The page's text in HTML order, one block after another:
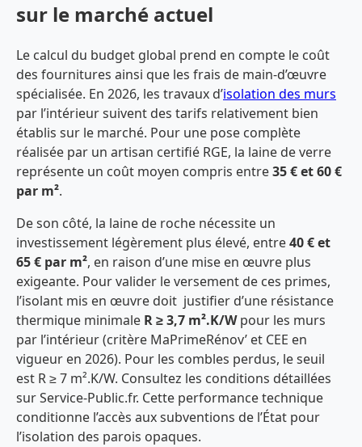
sur le marché actuel
Le calcul du budget global prend en compte le coût
des fournitures ainsi que les frais de main-d’œuvre
spécialisée. En 2026, les travaux d’isolation des murs
par l’intérieur suivent des tarifs relativement bien
établis sur le marché. Pour une pose complète
réalisée par un artisan certifié RGE, la laine de verre
représente un coût moyen compris entre35 € et 60 €
par m².
De son côté, la laine de roche nécessite un
investissement légèrement plus élevé, entre40 € et
65 € par m², en raison d’une mise en œuvre plus
exigeante. Pour valider le versement de ces primes,
l’isolant mis en œuvre doit justifier d’une résistance
thermique minimale R ≥ 3,7 m².K/Wpour les murs
par l’intérieur (critère MaPrimeRénov’ et CEE en
vigueur en 2026). Pour les combles perdus, le seuil
est R ≥ 7 m².K/W. Consultez les conditions détaillées
sur Service-Public.fr. Cette performance technique
conditionne l’accès aux subventions de l’État pour
l’isolation des parois opaques.